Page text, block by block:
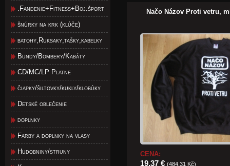
.Fandenie+Fitness+Boj.šport
šnúrky na krk (kľúče)
batohy,Ruksaky,tašky,kabelky
Bundy/Bombery/Kabáty
CD/MC/LP Platne
čiapky/šiltovky/kukly/klobúky
Detské oblečenie
doplnky
Farby a doplnky na vlasy
Hudobniny/struny
Načo Názov Proti vetru,
CENA:
19,37 € (484,31 Kč)